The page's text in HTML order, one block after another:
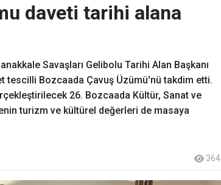
daveti tarihi alana
Savaşları Gelibolu Tarihi Alan Başkanı
Bozcaada Çavuş Üzümü'nü takdim etti.
26. Bozcaada Kültür, Sanat ve
turizm ve kültürel değerleri de masaya
364